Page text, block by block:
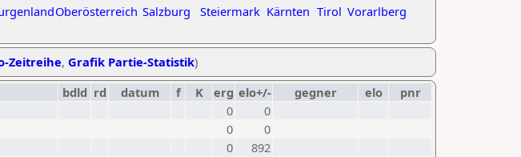
Oberösterreich Salzburg Steiermark Kärnten Tirol Vorarlberg
Zeitreihe, Grafik Partie-Statistik)
bdld rd datum f K erg elo+/- gegner elo
pnr
0
0
0
0
0
892